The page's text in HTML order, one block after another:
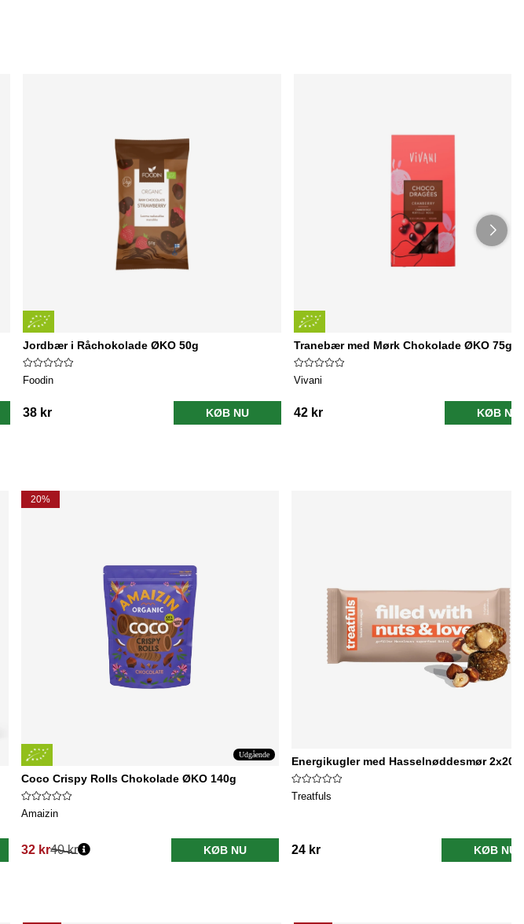
Jordbær i Råchokolade ØKO 50g
Foodin
38 kr KØB NU
Tranebær med Mørk Chokolade ØKO 75g
Vivani
42 kr KØB NU
20%
Udgående
Coco Crispy Rolls Chokolade ØKO 140g
Amaizin
32 kr
Normalpris:
40 kr KØB NU
Energikugler med Hasselnøddesmør 2x20g
Treatfuls
24 kr KØB NU